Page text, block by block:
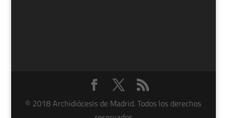
© 2018 Archidiócesis de Madrid. Todos los derechos